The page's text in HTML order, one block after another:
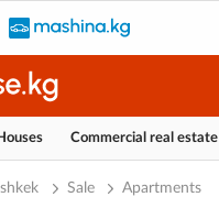
Commercial real estate
Sale Apartments